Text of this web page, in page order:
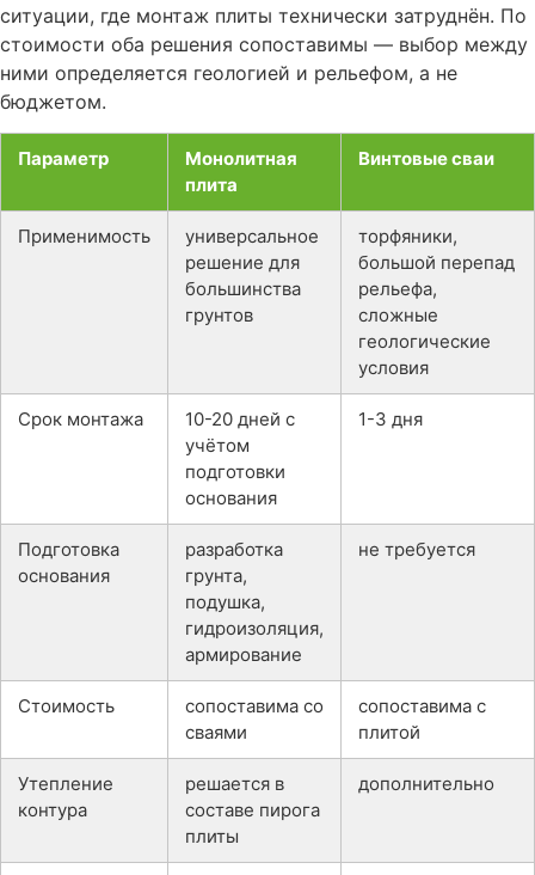
ситуации, где монтаж плиты технически затруднён. По
стоимости оба решения сопоставимы — выбор между
ними определяется геологией и рельефом, а не
бюджетом.
Параметр
Монолитная
плита
Винтовые сваи
Применимость
универсальное
решение для
большинства
грунтов
торфяники,
большой перепад
рельефа,
сложные
геологические
условия
Срок монтажа
10-20 дней с
учётом
подготовки
основания
1-3 дня
Подготовка
основания
разработка
грунта,
подушка,
гидроизоляция,
армирование
не требуется
Стоимость
сопоставима со
сваями
сопоставима с
плитой
Утепление
контура
решается в
составе пирога
плиты
дополнительно